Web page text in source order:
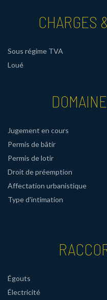
CHARGES
Sous régime TVA
Loué
Jugement en cours
Permis de bâtir
Permis de lotir
Droit de préemption
Affectation urbanistique
Type d'intimation
Égouts
Électricité